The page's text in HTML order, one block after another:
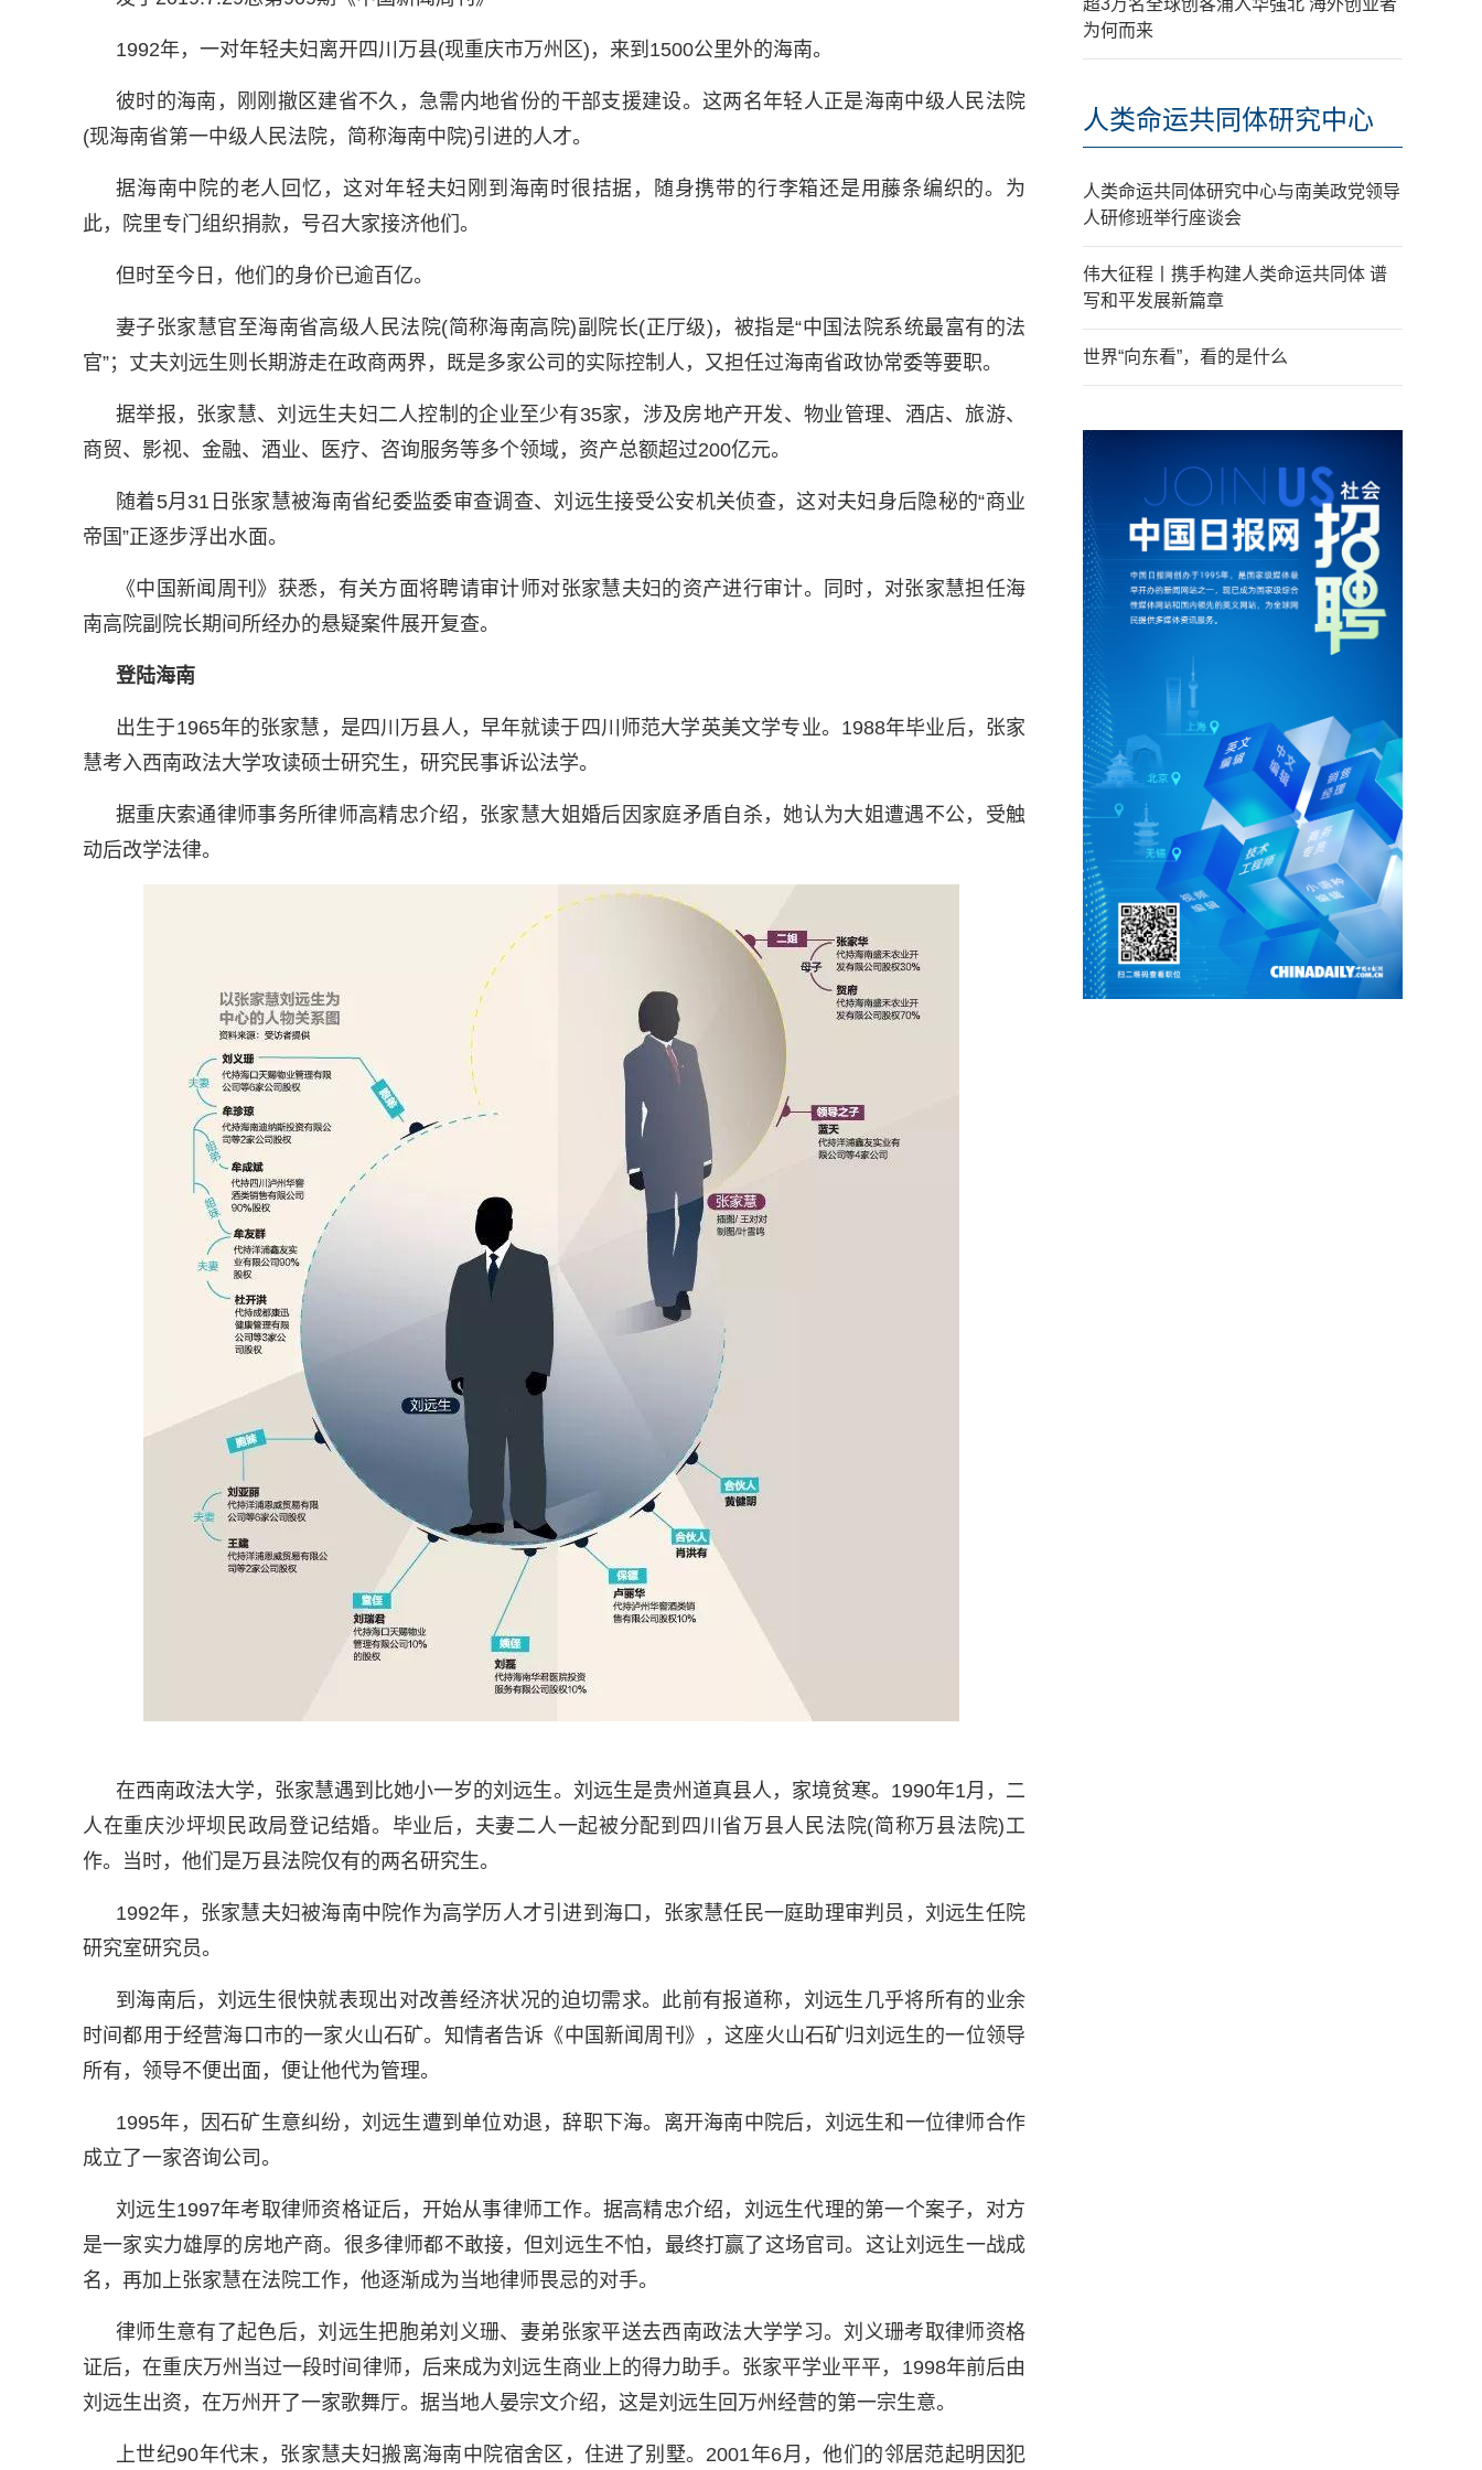
1992年，一对年轻夫妇离开四川万县(现重庆市万州区)，来到1500公里外的海南。
彼时的海南，刚刚撤区建省不久，急需内地省份的干部支援建设。这两名年轻人正是海南中级人民法院
(现海南省第一中级人民法院，简称海南中院)引进的人才。
据海南中院的老人回忆，这对年轻夫妇刚到海南时很拮据，随身携带的行李箱还是用藤条编织的。为
此，院里专门组织捐款，号召大家接济他们。
但时至今日，他们的身价已逾百亿。
妻子张家慧官至海南省高级人民法院(简称海南高院)副院长(正厅级)，被指是“中国法院系统最富有的法
官”；丈夫刘远生则长期游走在政商两界，既是多家公司的实际控制人，又担任过海南省政协常委等要职。
据举报，张家慧、刘远生夫妇二人控制的企业至少有35家，涉及房地产开发、物业管理、酒店、旅游、
商贸、影视、金融、酒业、医疗、咨询服务等多个领域，资产总额超过200亿元。
随着5月31日张家慧被海南省纪委监委审查调查、刘远生接受公安机关侦查，这对夫妇身后隐秘的“商业
帝国”正逐步浮出水面。
《中国新闻周刊》获悉，有关方面将聘请审计师对张家慧夫妇的资产进行审计。同时，对张家慧担任海
南高院副院长期间所经办的悬疑案件展开复查。
登陆海南
出生于1965年的张家慧，是四川万县人，早年就读于四川师范大学英美文学专业。1988年毕业后，张家
慧考入西南政法大学攻读硕士研究生，研究民事诉讼法学。
据重庆索通律师事务所律师高精忠介绍，张家慧大姐婚后因家庭矛盾自杀，她认为大姐遭遇不公，受触
动后改学法律。
在西南政法大学，张家慧遇到比她小一岁的刘远生。刘远生是贵州道真县人，家境贫寒。1990年1月，二
人在重庆沙坪坝民政局登记结婚。毕业后，夫妻二人一起被分配到四川省万县人民法院(简称万县法院)工
作。当时，他们是万县法院仅有的两名研究生。
1992年，张家慧夫妇被海南中院作为高学历人才引进到海口，张家慧任民一庭助理审判员，刘远生任院
研究室研究员。
到海南后，刘远生很快就表现出对改善经济状况的迫切需求。此前有报道称，刘远生几乎将所有的业余
时间都用于经营海口市的一家火山石矿。知情者告诉《中国新闻周刊》，这座火山石矿归刘远生的一位领导
所有，领导不便出面，便让他代为管理。
1995年，因石矿生意纠纷，刘远生遭到单位劝退，辞职下海。离开海南中院后，刘远生和一位律师合作
成立了一家咨询公司。
刘远生1997年考取律师资格证后，开始从事律师工作。据高精忠介绍，刘远生代理的第一个案子，对方
是一家实力雄厚的房地产商。很多律师都不敢接，但刘远生不怕，最终打赢了这场官司。这让刘远生一战成
名，再加上张家慧在法院工作，他逐渐成为当地律师畏忌的对手。
律师生意有了起色后，刘远生把胞弟刘义珊、妻弟张家平送去西南政法大学学习。刘义珊考取律师资格
证后，在重庆万州当过一段时间律师，后来成为刘远生商业上的得力助手。张家平学业平平，1998年前后由
刘远生出资，在万州开了一家歌舞厅。据当地人晏宗文介绍，这是刘远生回万州经营的第一宗生意。
上世纪90年代末，张家慧夫妇搬离海南中院宿舍区，住进了别墅。2001年6月，他们的邻居范起明因犯
超3万名全球创客涌入华强北 海外创业者
为何而来
人类命运共同体研究中心
人类命运共同体研究中心与南美政党领导
人研修班举行座谈会
伟大征程丨携手构建人类命运共同体 谱
写和平发展新篇章
世界“向东看”，看的是什么